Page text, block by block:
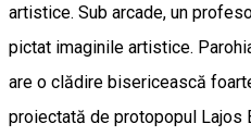
artistice. Sub arcade, un
pictat imaginile artistice.
are o clădire bisericească
proiectată de protopopul Lajos